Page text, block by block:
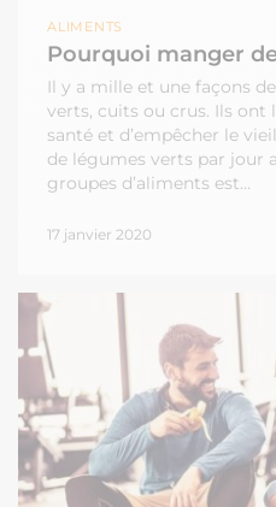
ALIMENTS
Pourquoi manger
Il y a mille et une façons
verts, cuits ou crus. Ils
santé et d’empêcher le
de légumes verts par jour
groupes d’aliments est…
17 janvier 2020